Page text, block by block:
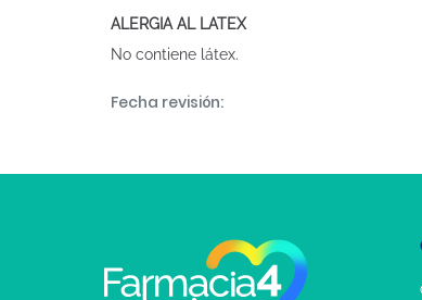
ALERGIA AL LATEX
No contiene látex.
Fecha revisión: